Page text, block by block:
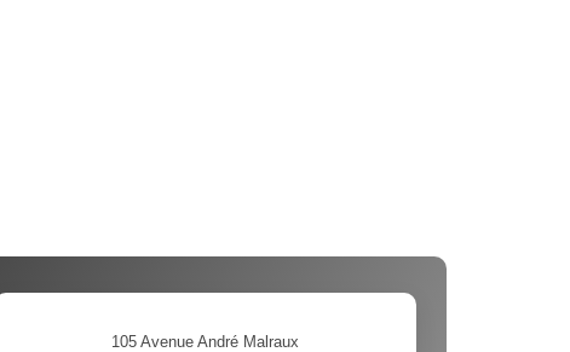
105 Avenue André Malraux